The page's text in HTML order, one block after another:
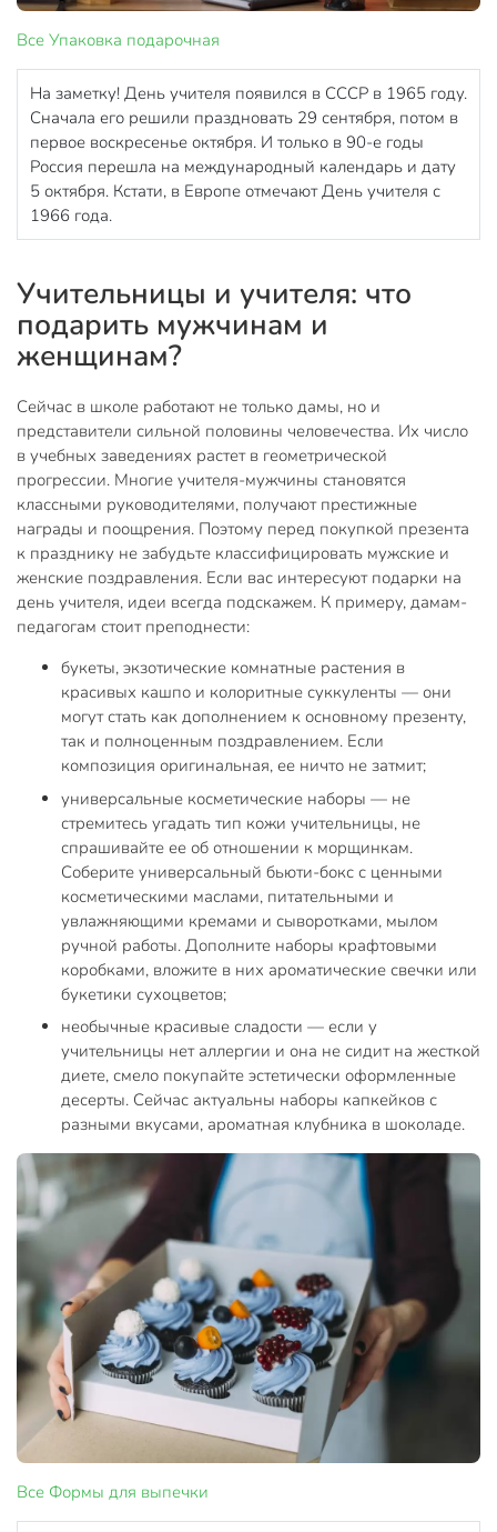
Все Упаковка подарочная
На заметку! День учителя появился в СССР в 1965 году.
Сначала его решили праздновать 29 сентября, потом в
первое воскресенье октября. И только в 90-е годы
Россия перешла на международный календарь и дату
5 октября. Кстати, в Европе отмечают День учителя с
1966 года.
Учительницы и учителя: что
подарить мужчинам и
женщинам?
Сейчас в школе работают не только дамы, но и
представители сильной половины человечества. Их число
в учебных заведениях растет в геометрической
прогрессии. Многие учителя-мужчины становятся
классными руководителями, получают престижные
награды и поощрения. Поэтому перед покупкой презента
к празднику не забудьте классифицировать мужские и
женские поздравления. Если вас интересуют подарки на
день учителя, идеи всегда подскажем. К примеру, дамам-
педагогам стоит преподнести:
букеты, экзотические комнатные растения в
красивых кашпо и колоритные суккуленты — они
могут стать как дополнением к основному презенту,
так и полноценным поздравлением. Если
композиция оригинальная, ее ничто не затмит;
универсальные косметические наборы — не
стремитесь угадать тип кожи учительницы, не
спрашивайте ее об отношении к морщинкам.
Соберите универсальный бьюти-бокс с ценными
косметическими маслами, питательными и
увлажняющими кремами и сыворотками, мылом
ручной работы. Дополните наборы крафтовыми
коробками, вложите в них ароматические свечки или
букетики сухоцветов;
необычные красивые сладости — если у
учительницы нет аллергии и она не сидит на жесткой
диете, смело покупайте эстетически оформленные
десерты. Сейчас актуальны наборы капкейков с
разными вкусами, ароматная клубника в шоколаде.
Все Формы для выпечки